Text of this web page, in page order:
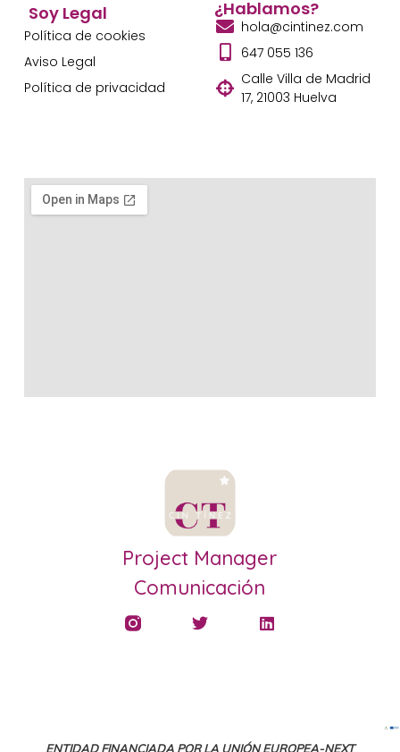
Project Manager
Comunicación
Soy Legal
Política de cookies
Aviso Legal
Política de privacidad
¿Hablamos?
hola@cintinez.com
647 055 136
Calle Villa de Madrid
17, 21003 Huelva
ENTIDAD FINANCIADA POR LA UNIÓN EUROPEA-NEXT